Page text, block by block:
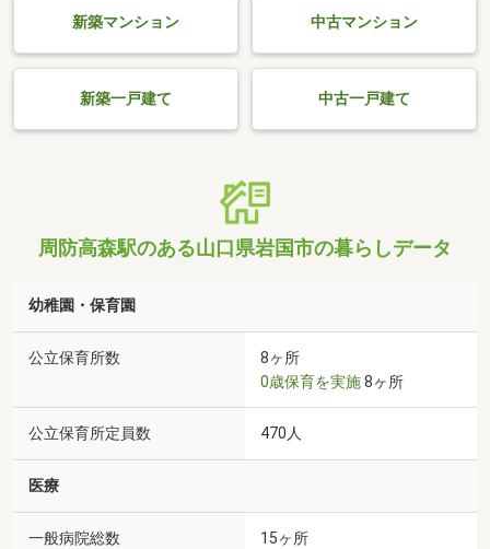
新築マンション 中古マンション
新築一戸建て 中古一戸建て
周防高森駅のある山口県岩国市の暮らしデータ
幼稚園・保育園
公立保育所数
8ヶ所
0歳保育を実施8ヶ所
公立保育所定員数 470人
医療
一般病院総数 15ヶ所